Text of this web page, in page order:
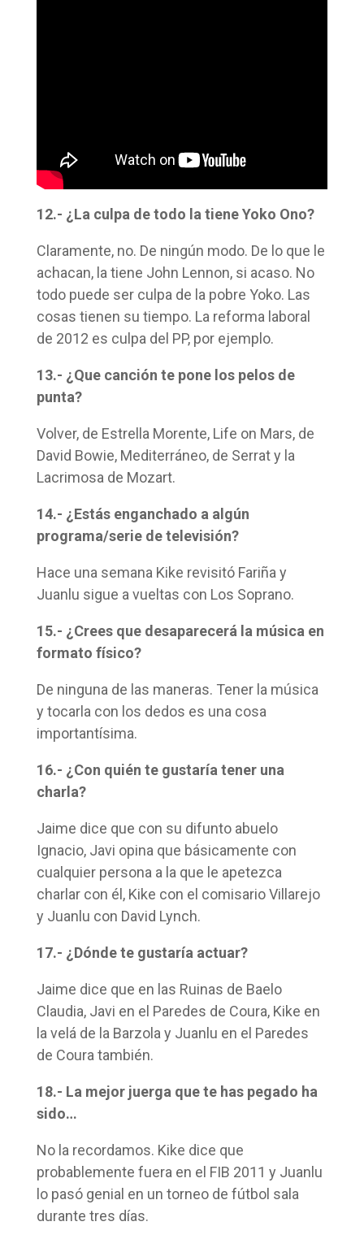
12.- ¿La culpa de todo la tiene Yoko Ono?
Claramente, no. De ningún modo. De lo que le
achacan, la tiene John Lennon, si acaso. No
todo puede ser culpa de la pobre Yoko. Las
cosas tienen su tiempo. La reforma laboral
de 2012 es culpa del PP, por ejemplo.
13.- ¿Que canción te pone los pelos de
punta?
Volver, de Estrella Morente, Life on Mars, de
David Bowie, Mediterráneo, de Serrat y la
Lacrimosa de Mozart.
14.- ¿Estás enganchado a algún
programa/serie de televisión?
Hace una semana Kike revisitó Fariña y
Juanlu sigue a vueltas con Los Soprano.
15.- ¿Crees que desaparecerá la música en
formato físico?
De ninguna de las maneras. Tener la música
y tocarla con los dedos es una cosa
importantísima.
16.- ¿Con quién te gustaría tener una
charla?
Jaime dice que con su difunto abuelo
Ignacio, Javi opina que básicamente con
cualquier persona a la que le apetezca
charlar con él, Kike con el comisario Villarejo
y Juanlu con David Lynch.
17.- ¿Dónde te gustaría actuar?
Jaime dice que en las Ruinas de Baelo
Claudia, Javi en el Paredes de Coura, Kike en
la velá de la Barzola y Juanlu en el Paredes
de Coura también.
18.- La mejor juerga que te has pegado ha
sido…
No la recordamos. Kike dice que
probablemente fuera en el FIB 2011 y Juanlu
lo pasó genial en un torneo de fútbol sala
durante tres días.